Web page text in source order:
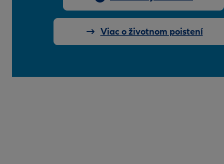
Viac o životnom poistení